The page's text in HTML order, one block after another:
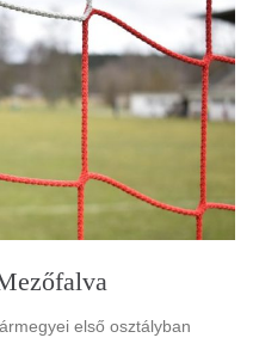
első osztályban